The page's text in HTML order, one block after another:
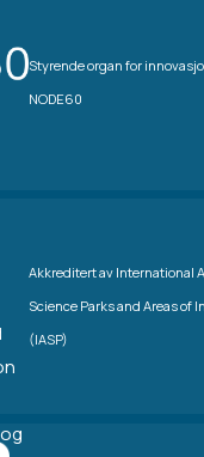
Styrende organ for
NODE60
Akkreditert av International
Science Parks and Areas of
(IASP)